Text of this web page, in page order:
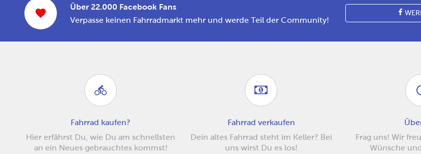
Über 22.000 Facebook Fans
Verpasse keinen Fahrradmarkt mehr und werde Teil der Community!
Fahrrad kaufen?
Hier erfährst Du, wie Du am schnellsten
an ein Neues gebrauchtes kommst!
Fahrrad verkaufen
Dein altes Fahrrad steht im Keller? Bei
uns wirst Du es los!
Frag uns! Wir
Wünsche